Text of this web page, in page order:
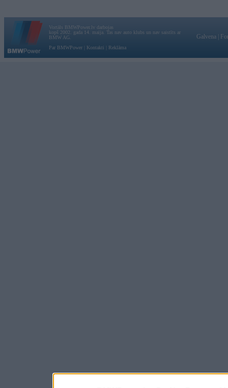
Vortāls BMWPower.lv darbojas
kopš 2002. gada 14. maija. Tas nav auto klubs un nav saistīts ar
BMW AG.
Par BMWPower
Kontakti Reklāma
Galvena